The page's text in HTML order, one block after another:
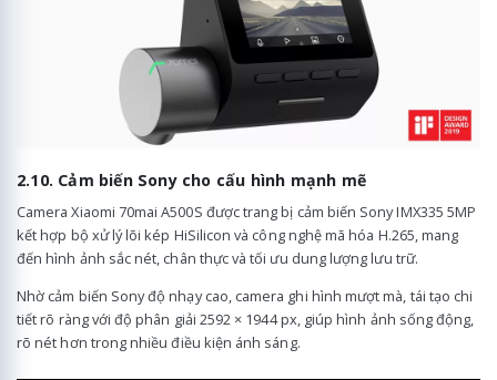
2.10. Cảm biến Sony cho cấu hình mạnh mẽ
Camera Xiaomi 70mai A500S được trang bị cảm biến Sony IMX335 5MP
kết hợp bộ xử lý lõi kép HiSilicon và công nghệ mã hóa H.265, mang
đến hình ảnh sắc nét, chân thực và tối ưu dung lượng lưu trữ.
Nhờ cảm biến Sony độ nhạy cao, camera ghi hình mượt mà, tái tạo chi
tiết rõ ràng với độ phân giải 2592 × 1944 px, giúp hình ảnh sống động,
rõ nét hơn trong nhiều điều kiện ánh sáng.